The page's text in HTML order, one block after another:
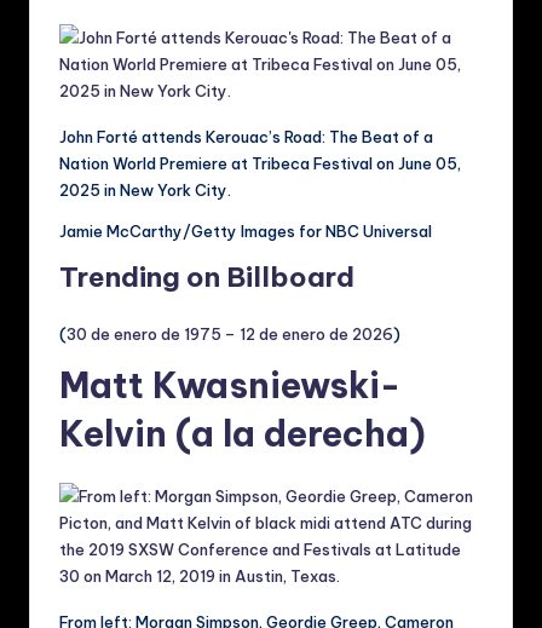
John Forté attends Kerouac’s Road: The Beat of a
Nation World Premiere at Tribeca Festival on June 05,
2025 in New York City.
Jamie McCarthy/Getty Images for NBC Universal
Trending on Billboard
(30 de enero de 1975 – 12 de enero de 2026)
Matt Kwasniewski-
Kelvin (a la derecha)
From left: Morgan Simpson, Geordie Greep, Cameron